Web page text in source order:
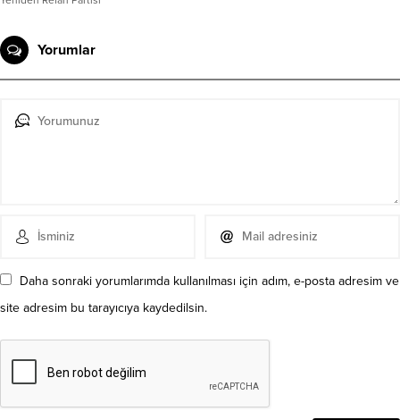
Yorumlar
Daha sonraki yorumlarımda kullanılması için adım, e-posta adresim ve
site adresim bu tarayıcıya kaydedilsin.